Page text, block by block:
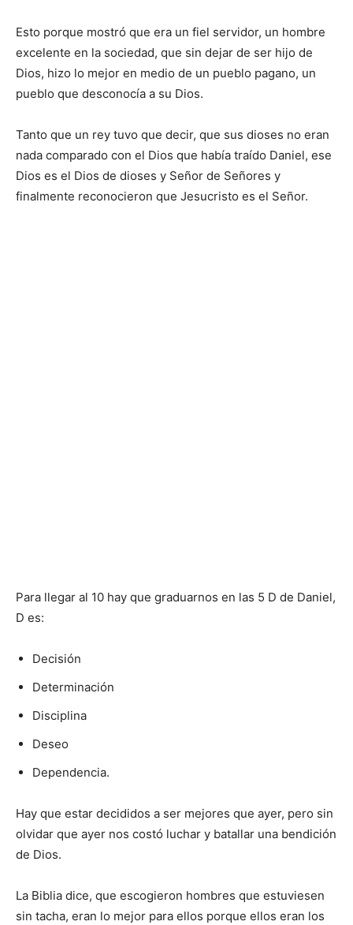
Esto porque mostró que era un fiel servidor, un hombre
excelente en la sociedad, que sin dejar de ser hijo de
Dios, hizo lo mejor en medio de un pueblo pagano, un
pueblo que desconocía a su Dios.
Tanto que un rey tuvo que decir, que sus dioses no eran
nada comparado con el Dios que había traído Daniel, ese
Dios es el Dios de dioses y Señor de Señores y
finalmente reconocieron que Jesucristo es el Señor.
Para llegar al 10 hay que graduarnos en las 5 D de Daniel,
D es:
Decisión
Determinación
Disciplina
Deseo
Dependencia.
Hay que estar decididos a ser mejores que ayer, pero sin
olvidar que ayer nos costó luchar y batallar una bendición
de Dios.
La Biblia dice, que escogieron hombres que estuviesen
sin tacha, eran lo mejor para ellos porque ellos eran los